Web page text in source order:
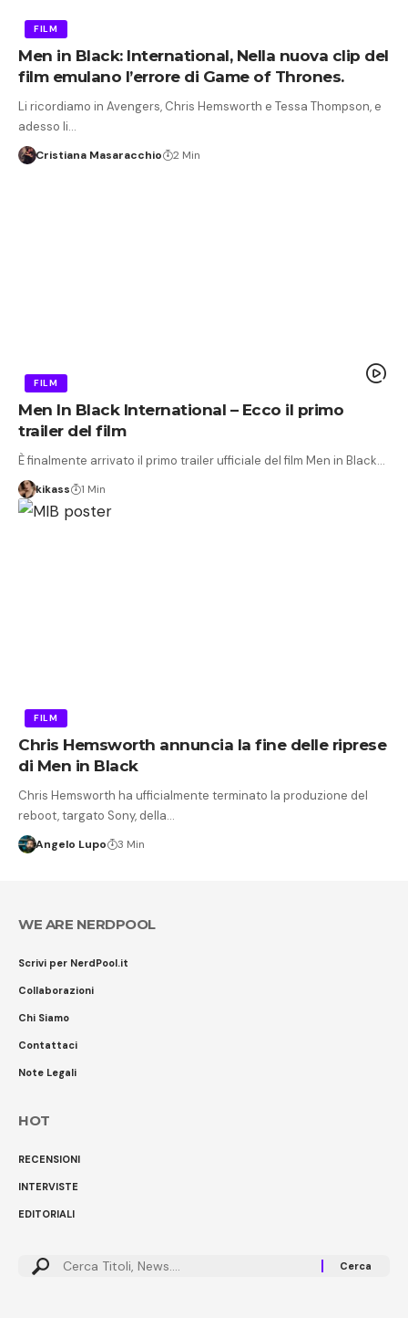
FILM
Men in Black: International, Nella nuova clip del
film emulano l’errore di Game of Thrones.
Li ricordiamo in Avengers, Chris Hemsworth e Tessa Thompson, e
adesso li…
Cristiana Masaracchio 2 Min
FILM
Men In Black International – Ecco il primo
trailer del film
È finalmente arrivato il primo trailer ufficiale del film Men in Black…
kikass 1 Min
FILM
Chris Hemsworth annuncia la fine delle riprese
di Men in Black
Chris Hemsworth ha ufficialmente terminato la produzione del
reboot, targato Sony, della…
Angelo Lupo 3 Min
WE ARE NERDPOOL
Scrivi per NerdPool.it
Collaborazioni
Chi Siamo
Contattaci
Note Legali
HOT
RECENSIONI
INTERVISTE
EDITORIALI
Cerca: